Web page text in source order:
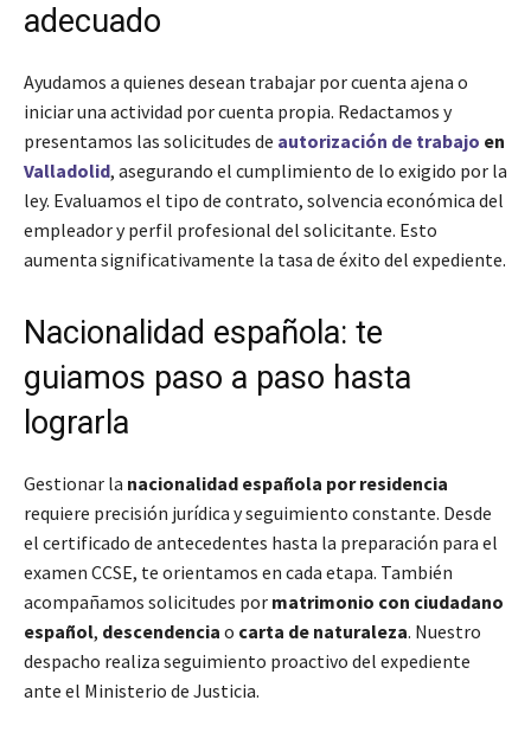
adecuado
Ayudamos a quienes desean trabajar por cuenta ajena o
iniciar una actividad por cuenta propia. Redactamos y
presentamos las solicitudes de autorización de trabajo en
Valladolid, asegurando el cumplimiento de lo exigido por la
ley. Evaluamos el tipo de contrato, solvencia económica del
empleador y perfil profesional del solicitante. Esto
aumenta significativamente la tasa de éxito del expediente.
Nacionalidad española: te
guiamos paso a paso hasta
lograrla
Gestionar la nacionalidad española por residencia
requiere precisión jurídica y seguimiento constante. Desde
el certificado de antecedentes hasta la preparación para el
examen CCSE, te orientamos en cada etapa. También
acompañamos solicitudes por matrimonio con ciudadano
español, descendencia o carta de naturaleza. Nuestro
despacho realiza seguimiento proactivo del expediente
ante el Ministerio de Justicia.